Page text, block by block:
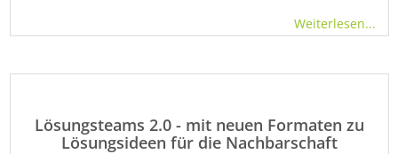
Weiterlesen...
Lösungsteams 2.0 - mit neuen Formaten zu
Lösungsideen für die Nachbarschaft